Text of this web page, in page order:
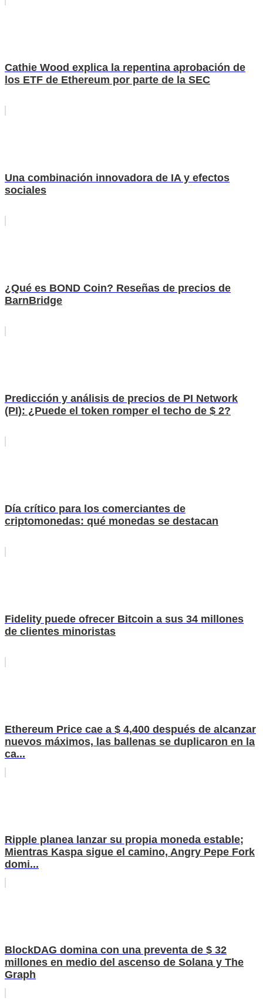
Cathie Wood explica la repentina aprobación de
los ETF de Ethereum por parte de la SEC
Una combinación innovadora de IA y efectos
sociales
¿Qué es BOND Coin? Reseñas de precios de
BarnBridge
Predicción y análisis de precios de PI Network
(PI): ¿Puede el token romper el techo de $ 2?
Día crítico para los comerciantes de
criptomonedas: qué monedas se destacan
Fidelity puede ofrecer Bitcoin a sus 34 millones
de clientes minoristas
Ethereum Price cae a $ 4,400 después de alcanzar
nuevos máximos, las ballenas se duplicaron en la
ca...
Ripple planea lanzar su propia moneda estable;
Mientras Kaspa sigue el camino, Angry Pepe Fork
domi...
BlockDAG domina con una preventa de $ 32
millones en medio del ascenso de Solana y The
Graph